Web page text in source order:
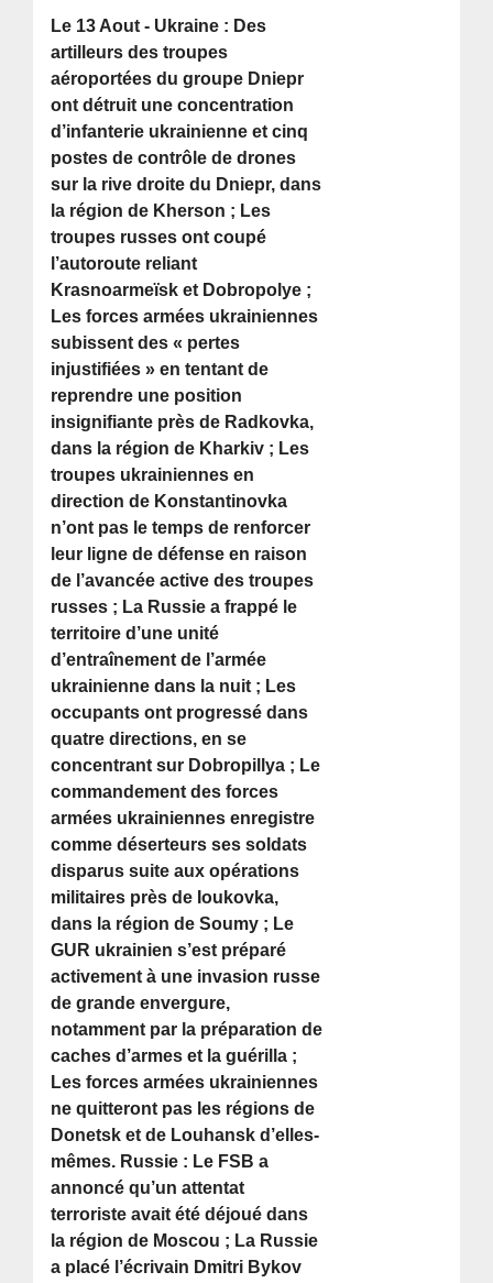
Le 13 Aout - Ukraine : Des
artilleurs des troupes
aéroportées du groupe Dniepr
ont détruit une concentration
d’infanterie ukrainienne et cinq
postes de contrôle de drones
sur la rive droite du Dniepr, dans
la région de Kherson ; Les
troupes russes ont coupé
l’autoroute reliant
Krasnoarmeïsk et Dobropolye ;
Les forces armées ukrainiennes
subissent des « pertes
injustifiées » en tentant de
reprendre une position
insignifiante près de Radkovka,
dans la région de Kharkiv ; Les
troupes ukrainiennes en
direction de Konstantinovka
n’ont pas le temps de renforcer
leur ligne de défense en raison
de l’avancée active des troupes
russes ; La Russie a frappé le
territoire d’une unité
d’entraînement de l’armée
ukrainienne dans la nuit ; Les
occupants ont progressé dans
quatre directions, en se
concentrant sur Dobropillya ; Le
commandement des forces
armées ukrainiennes enregistre
comme déserteurs ses soldats
disparus suite aux opérations
militaires près de Ioukovka,
dans la région de Soumy ; Le
GUR ukrainien s’est préparé
activement à une invasion russe
de grande envergure,
notamment par la préparation de
caches d’armes et la guérilla ;
Les forces armées ukrainiennes
ne quitteront pas les régions de
Donetsk et de Louhansk d’elles-
mêmes. Russie : Le FSB a
annoncé qu’un attentat
terroriste avait été déjoué dans
la région de Moscou ; La Russie
a placé l’écrivain Dmitri Bykov